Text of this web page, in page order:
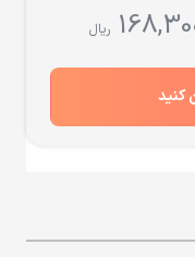
ریال
کنید